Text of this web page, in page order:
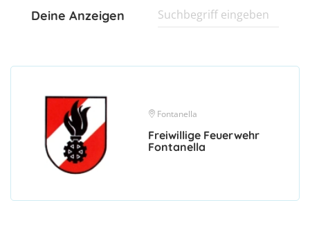
Deine Anzeigen
Fontanella
Freiwillige Feuerwehr
Fontanella